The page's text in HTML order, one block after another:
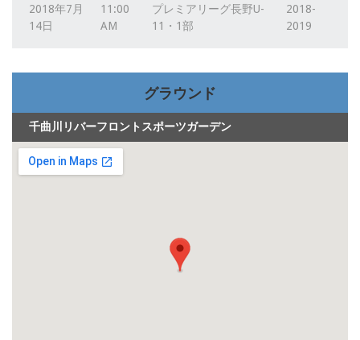
2018年7月
14日
11:00
AM
プレミアリーグ長野U-
11・1部
2018-
2019
グラウンド
千曲川リバーフロントスポーツガーデン